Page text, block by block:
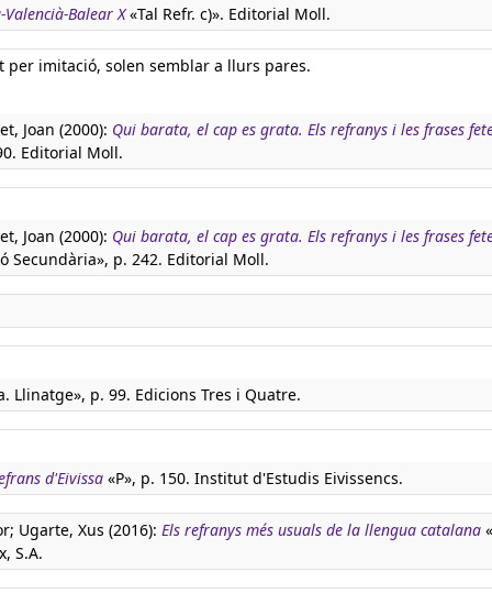
Balear X«Tal Refr. c)». Editorial Moll.
imitació, solen semblar a llurs pares.
Joan (2000): Qui barata, el cap es grata. Els refranys i les frases
Editorial Moll.
Joan (2000): Qui barata, el cap es grata. Els refranys i les frases
Secundària», p. 242. Editorial Moll.
Llinatge», p. 99. Edicions Tres i Quatre.
d'Eivissa «P», p. 150. Institut d'Estudis Eivissencs.
Ugarte, Xus (2016): Els refranys més usuals de la llengua catalana
S.A.